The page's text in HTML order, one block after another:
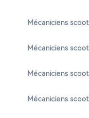
Mécaniciens
Mécaniciens
Mécaniciens
Mécaniciens